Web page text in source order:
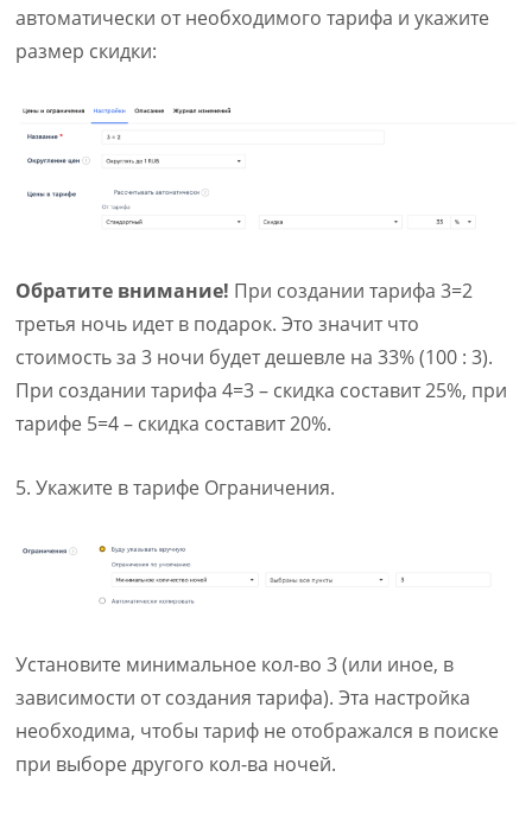
автоматически от необходимого тарифа и укажите
размер скидки:
Обратите внимание! При создании тарифа 3=2
третья ночь идет в подарок. Это значит что
стоимость за 3 ночи будет дешевле на 33% (100 : 3).
При создании тарифа 4=3 – скидка составит 25%, при
тарифе 5=4 – скидка составит 20%.
5. Укажите в тарифе Ограничения.
Установите минимальное кол-во 3 (или иное, в
зависимости от создания тарифа). Эта настройка
необходима, чтобы тариф не отображался в поиске
при выборе другого кол-ва ночей.